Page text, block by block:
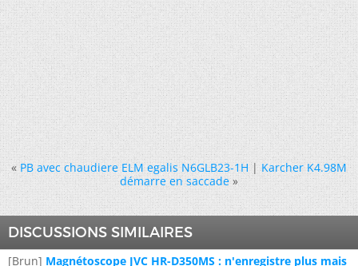
« PB avec chaudiere ELM egalis N6GLB23-1H|Karcher K4.98M
démarre en saccade »
DISCUSSIONS SIMILAIRES
[Brun] Magnétoscope JVC HR-D350MS : n'enregistre plus mais